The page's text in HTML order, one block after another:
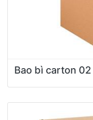
Bao bì carton 02